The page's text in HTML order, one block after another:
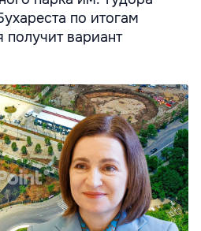
по итогам
получит вариант